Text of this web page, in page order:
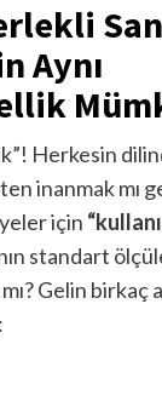
Aynı
Herkesin
inanmak mı
için
standart
Gelin birkaç